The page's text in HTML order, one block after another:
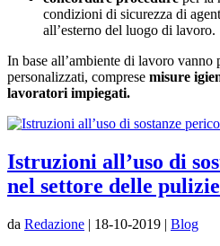
condizioni di sicurezza di
all’esterno del luogo di lavoro.
In base all’ambiente di lavoro
personalizzati, comprese misure
lavoratori impiegati.
Istruzioni all’uso di
nel settore delle pulizie
da Redazione | 18-10-2019 | Blog